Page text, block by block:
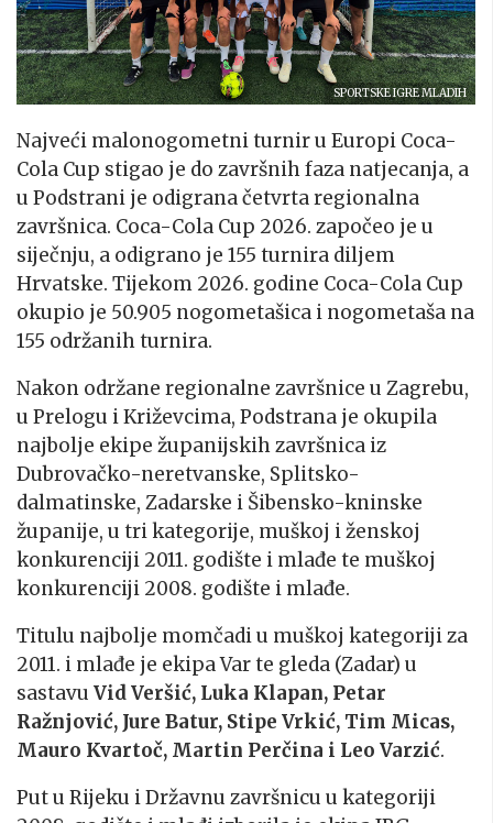
SPORTSKE IGRE MLADIH
Najveći malonogometni turnir u Europi Coca-
Cola Cup stigao je do završnih faza natjecanja, a
u Podstrani je odigrana četvrta regionalna
završnica. Coca-Cola Cup 2026. započeo je u
siječnju, a odigrano je 155 turnira diljem
Hrvatske. Tijekom 2026. godine Coca-Cola Cup
okupio je 50.905 nogometašica i nogometaša na
155 održanih turnira.
Nakon održane regionalne završnice u Zagrebu,
u Prelogu i Križevcima, Podstrana je okupila
najbolje ekipe županijskih završnica iz
Dubrovačko-neretvanske, Splitsko-
dalmatinske, Zadarske i Šibensko-kninske
županije, u tri kategorije, muškoj i ženskoj
konkurenciji 2011. godište i mlađe te muškoj
konkurenciji 2008. godište i mlađe.
Titulu najbolje momčadi u muškoj kategoriji za
2011. i mlađe je ekipa Var te gleda (Zadar) u
sastavu Vid Veršić, Luka Klapan, Petar
Ražnjović, Jure Batur, Stipe Vrkić, Tim Micas,
Mauro Kvartoč, Martin Perčina i Leo Varzić.
Put u Rijeku i Državnu završnicu u kategoriji